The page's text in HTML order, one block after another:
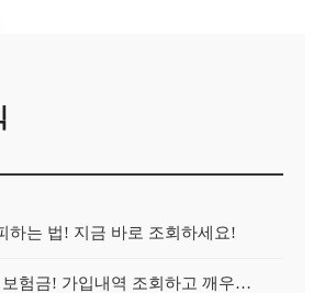
하는 법! 지금 바로 조회하세요!
잠자는 내 돈, 보험금! 가입내역 조회하고 깨우는 방법